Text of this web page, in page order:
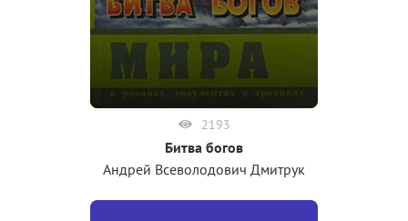
2193
Битва богов
Андрей Всеволодович Дмитрук